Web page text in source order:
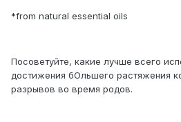
*from natural essential oils
Посоветуйте, какие лучше всего
достижения бОльшего растяжения
разрывов во время родов.